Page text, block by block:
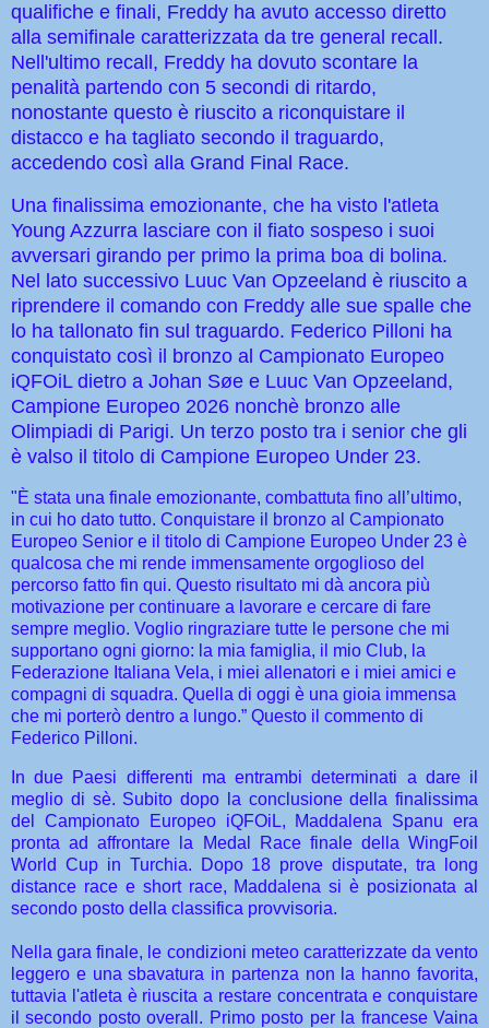
qualifiche e finali, Freddy ha avuto accesso diretto
alla semifinale caratterizzata da tre general recall.
Nell'ultimo recall, Freddy ha dovuto scontare la
penalità partendo con 5 secondi di ritardo,
nonostante questo è riuscito a riconquistare il
distacco e ha tagliato secondo il traguardo,
accedendo così alla Grand Final Race.
Una finalissima emozionante, che ha visto l'atleta
Young Azzurra lasciare con il fiato sospeso i suoi
avversari girando per primo la prima boa di bolina.
Nel lato successivo Luuc Van Opzeeland è riuscito a
riprendere il comando con Freddy alle sue spalle che
lo ha tallonato fin sul traguardo. Federico Pilloni ha
conquistato così il bronzo al Campionato Europeo
iQFOiL dietro a Johan Søe e Luuc Van Opzeeland,
Campione Europeo 2026 nonchè bronzo alle
Olimpiadi di Parigi. Un terzo posto tra i senior che gli
è valso il titolo di Campione Europeo Under 23.
"È stata una finale emozionante, combattuta fino all’ultimo,
in cui ho dato tutto. Conquistare il bronzo al Campionato
Europeo Senior e il titolo di Campione Europeo Under 23 è
qualcosa che mi rende immensamente orgoglioso del
percorso fatto fin qui. Questo risultato mi dà ancora più
motivazione per continuare a lavorare e cercare di fare
sempre meglio. Voglio ringraziare tutte le persone che mi
supportano ogni giorno: la mia famiglia, il mio Club, la
Federazione Italiana Vela, i miei allenatori e i miei amici e
compagni di squadra. Quella di oggi è una gioia immensa
che mi porterò dentro a lungo.” Questo il commento di
Federico Pilloni.
In due Paesi differenti ma entrambi determinati a dare il
meglio di sè. Subito dopo la conclusione della finalissima
del Campionato Europeo iQFOiL, Maddalena Spanu era
pronta ad affrontare la Medal Race finale della WingFoil
World Cup in Turchia. Dopo 18 prove disputate, tra long
distance race e short race, Maddalena si è posizionata al
secondo posto della classifica provvisoria.
Nella gara finale, le condizioni meteo caratterizzate da vento
leggero e una sbavatura in partenza non la hanno favorita,
tuttavia l'atleta è riuscita a restare concentrata e conquistare
il secondo posto overall. Primo posto per la francese Vaina